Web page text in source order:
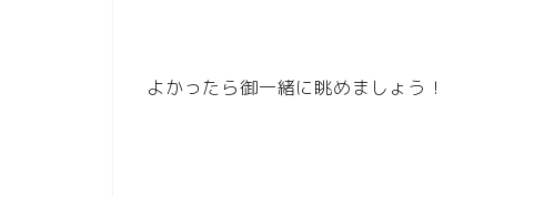
よかったら御一緒に眺めましょう！